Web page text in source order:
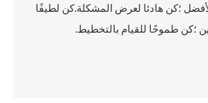
؛كن هادئا لعرض المشكلة.كن لطيفًا
؛كن طموحًا للقيام بالتخطيط.